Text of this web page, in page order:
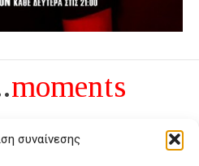
συναίνεσης
moments